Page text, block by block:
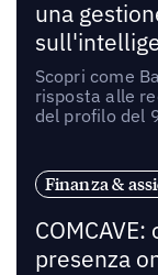
una
Scopri come
risposta alle
del profilo del
Finanza &
presenza